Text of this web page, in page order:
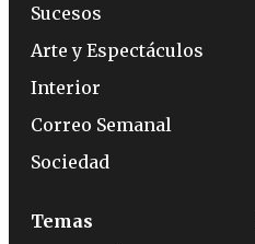
Sucesos
Arte y Espectáculos
Interior
Correo Semanal
Sociedad
Temas